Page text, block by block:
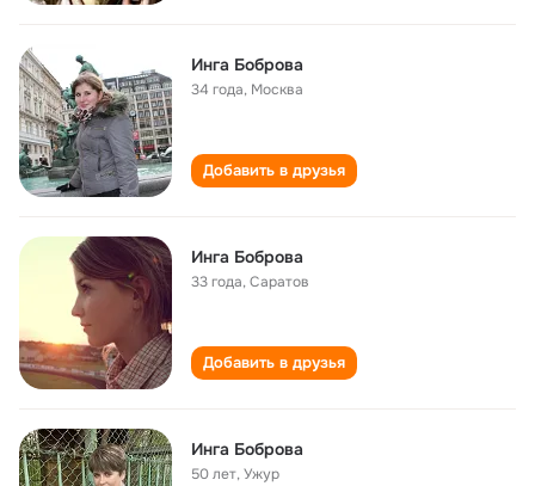
Инга Боброва
34 года, Москва
Добавить в друзья
Инга Боброва
33 года,Саратов
Добавить в друзья
Инга Боброва
50 лет,Ужур